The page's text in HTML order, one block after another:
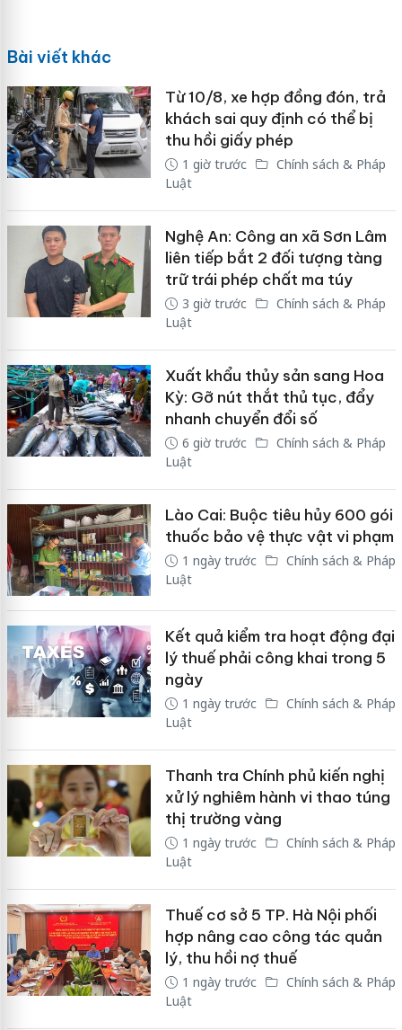
Bài viết khác
Từ 10/8, xe hợp đồng đón, trả
khách sai quy định có thể bị
thu hồi giấy phép
1 giờ trước
Chính sách & Pháp
Luật
Nghệ An: Công an xã Sơn Lâm
liên tiếp bắt 2 đối tượng tàng
trữ trái phép chất ma túy
3 giờ trước
Chính sách & Pháp
Luật
Xuất khẩu thủy sản sang Hoa
Kỳ: Gỡ nút thắt thủ tục, đẩy
nhanh chuyển đổi số
6 giờ trước
Chính sách & Pháp
Luật
Lào Cai: Buộc tiêu hủy 600 gói
thuốc bảo vệ thực vật vi phạm
1 ngày trước
Chính sách & Pháp
Luật
Kết quả kiểm tra hoạt động đại
lý thuế phải công khai trong 5
ngày
1 ngày trước
Chính sách & Pháp
Luật
Thanh tra Chính phủ kiến nghị
xử lý nghiêm hành vi thao túng
thị trường vàng
1 ngày trước
Chính sách & Pháp
Luật
Thuế cơ sở 5 TP. Hà Nội phối
hợp nâng cao công tác quản
lý, thu hồi nợ thuế
1 ngày trước
Chính sách & Pháp
Luật